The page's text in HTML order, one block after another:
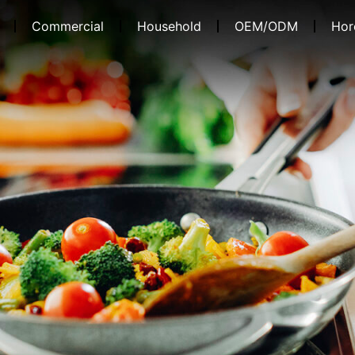
Commercial Household OEM/ODM